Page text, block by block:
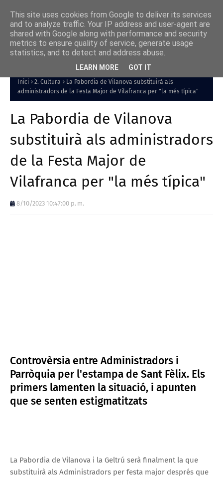
Inici 2. Cultura
La Pabordia de Vilanova substituirà als
administradors de la Festa Major de Vilafranca per "la més típica"
La Pabordia de Vilanova
substituirà als administradors
de la Festa Major de
Vilafranca per "la més típica"
8/10/2023 10:47:00 p. m.
Controvèrsia entre Administradors i
Parròquia per l'estampa de Sant Fèlix. Els
primers lamenten la situació, i apunten
que se senten estigmatitzats
La Pabordia de Vilanova i la Geltrú serà finalment la que
substituirà als Administradors per festa major després que
This site uses cookies from Google to deliver its services
and to analyze traffic. Your IP address and user-agent are
shared with Google along with performance and security
metrics to ensure quality of service, generate usage
statistics, and to detect and address abuse.
LEARN MORE GOT IT